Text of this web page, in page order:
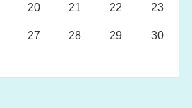
20 21 22 23
27 28 29 30